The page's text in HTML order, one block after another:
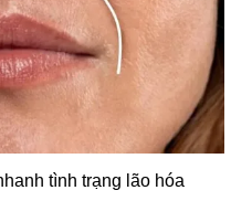
tình trạng lão hóa